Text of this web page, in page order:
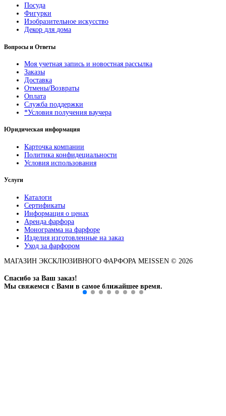
Посуда
Фигурки
Изобразительное искусство
Декор для дома
Вопросы и Ответы
Моя учетная запись и новостная рассылка
Заказы
Доставка
Отмены/Возвраты
Оплата
Служба поддержки
*Условия получения ваучера
Юридическая информация
Карточка компании
Политика конфидециальности
Условия использования
Услуги
Каталоги
Сертификаты
Информация о ценах
Аренда фарфора
Монограмма на фарфоре
Изделия изготовленные на заказ
Уход за фарфором
МАГАЗИН ЭКСКЛЮЗИВНОГО ФАРФОРА MEISSEN © 2026
Спасибо за Ваш заказ!
Мы свяжемся с Вами в самое ближайшее время.